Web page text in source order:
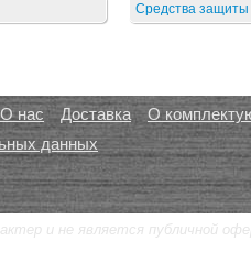
Средства защиты
О нас Доставка
О
данных
и не является публичной